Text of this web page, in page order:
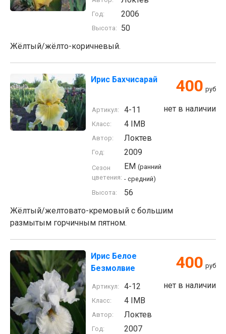
Год: 2006
Высота:
50
Жёлтый/жёлто-коричневый.
Ирис Бахчисарай 400 руб
нет в наличии
Артикул: 4-11
Класс: 4 IMB
Автор: Локтев
Год: 2009
Сезон
цветения:
EM (ранний
- средний)
Высота:
56
Жёлтый/желтовато-кремовый с большим
размытым горчичным пятном.
Ирис Белое
Безмолвие
400 руб
нет в наличии
Артикул: 4-12
Класс: 4 IMB
Автор: Локтев
Год: 2007